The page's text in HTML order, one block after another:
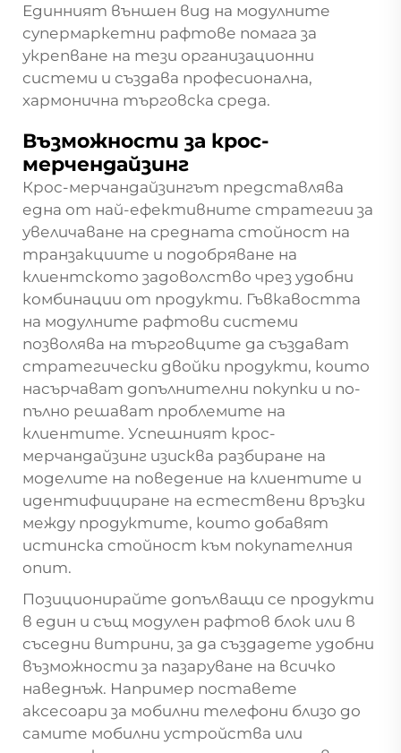
Единният външен вид на модулните
супермаркетни рафтове помага за
укрепване на тези организационни
системи и създава професионална,
хармонична търговска среда.
Възможности за крос-
мерчендайзинг
Крос-мерчандайзингът представлява
една от най-ефективните стратегии за
увеличаване на средната стойност на
транзакциите и подобряване на
клиентското задоволство чрез удобни
комбинации от продукти. Гъвкавостта
на модулните рафтови системи
позволява на търговците да създават
стратегически двойки продукти, които
насърчават допълнителни покупки и по-
пълно решават проблемите на
клиентите. Успешният крос-
мерчандайзинг изисква разбиране на
моделите на поведение на клиентите и
идентифициране на естествени връзки
между продуктите, които добавят
истинска стойност към покупателния
опит.
Позиционирайте допълващи се продукти
в един и същ модулен рафтов блок или в
съседни витрини, за да създадете удобни
възможности за пазаруване на всичко
наведнъж. Например поставете
аксесоари за мобилни телефони близо до
самите мобилни устройства или